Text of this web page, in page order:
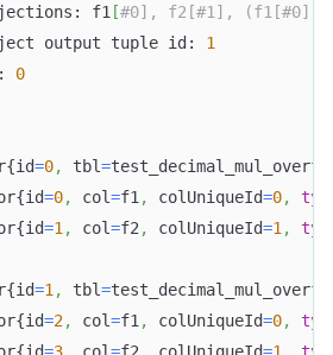
f1
[#0], f2[#1],
output tuple id:
1
0
=0, tbl=
=0, col=f1 , colUniqueId=0,
=1 , col=f2 , colUniqueId=1 ,
=1 , tbl=
=2, col=f1 , colUniqueId=0,